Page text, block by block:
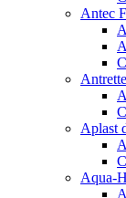
Antec
Aplast
Aqua-